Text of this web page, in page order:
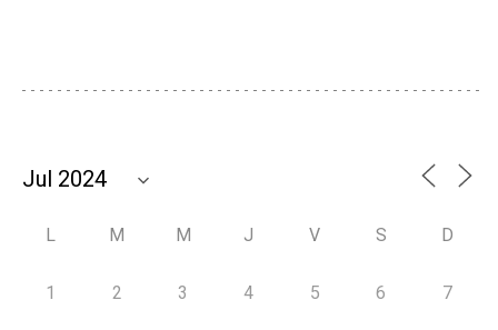
L M M J V S D
1 2 3 4 5 6 7